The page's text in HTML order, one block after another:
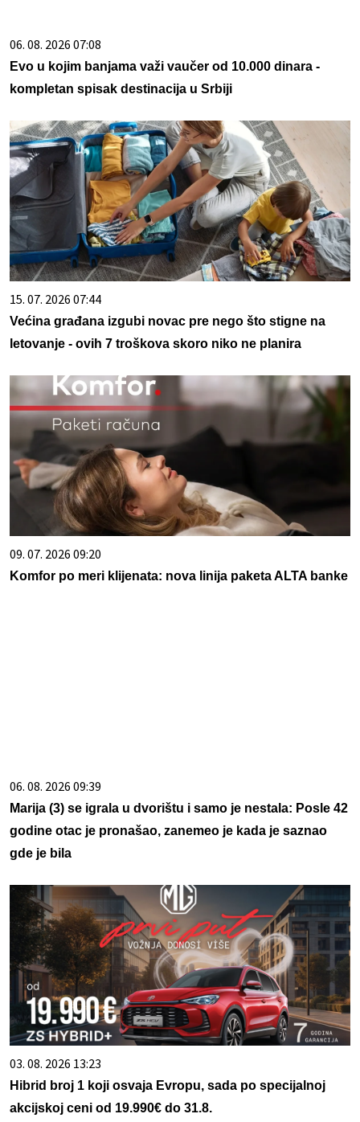
06. 08. 2026 07:08
Evo u kojim banjama važi vaučer od 10.000 dinara -
kompletan spisak destinacija u Srbiji
15. 07. 2026 07:44
Većina građana izgubi novac pre nego što stigne na
letovanje - ovih 7 troškova skoro niko ne planira
09. 07. 2026 09:20
Komfor po meri klijenata: nova linija paketa ALTA banke
06. 08. 2026 09:39
Marija (3) se igrala u dvorištu i samo je nestala: Posle 42
godine otac je pronašao, zanemeo je kada je saznao
gde je bila
03. 08. 2026 13:23
Hibrid broj 1 koji osvaja Evropu, sada po specijalnoj
akcijskoj ceni od 19.990€ do 31.8.